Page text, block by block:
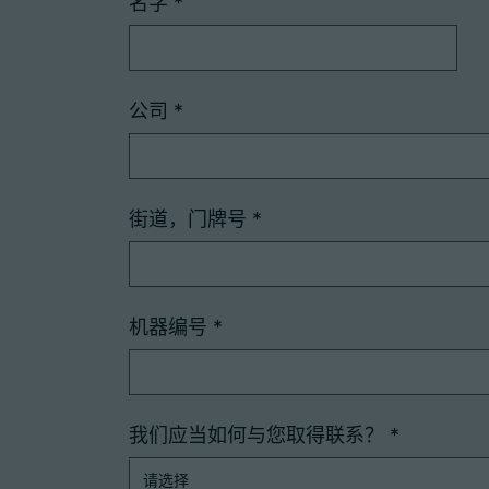
公司 *
街道，门牌号 *
机器编号 *
我们应当如何与您取得联系？ *